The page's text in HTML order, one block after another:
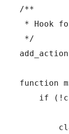
/**
* Hook
*/
function
if